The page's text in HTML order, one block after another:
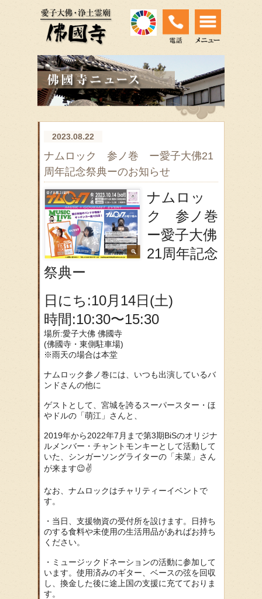
2023.08.22
ナムロック 参ノ巻 ー愛子大佛21
周年記念祭典ーのお知らせ
ナムロッ
ク 参ノ巻
ー愛子大佛
21周年記念
祭典ー
日にち:10月14日(土)
時間:10:30〜15:30
場所:愛子大佛 佛國寺
(佛國寺・東側駐車場)
※雨天の場合は本堂
ナムロック参ノ巻には、いつも出演しているバ
ンドさんの他に
ゲストとして、宮城を誇るスーパースター・ほ
やドルの「萌江」さんと、
2019年から2022年7月まで第3期BiSのオリジナ
ルメンバー・チャントモンキーとして活動して
いた、シンガーソングライターの「未菜」さん
が来ます😉✌️
なお、ナムロックはチャリティーイベントで
す。
・当日、支援物資の受付所を設けます。日持ち
のする食料や未使用の生活用品があればお持ち
ください。
・ミュージックドネーションの活動に参加して
います。使用済みのギター、ベースの弦を回収
し、換金した後に途上国の支援に充てておりま
す。